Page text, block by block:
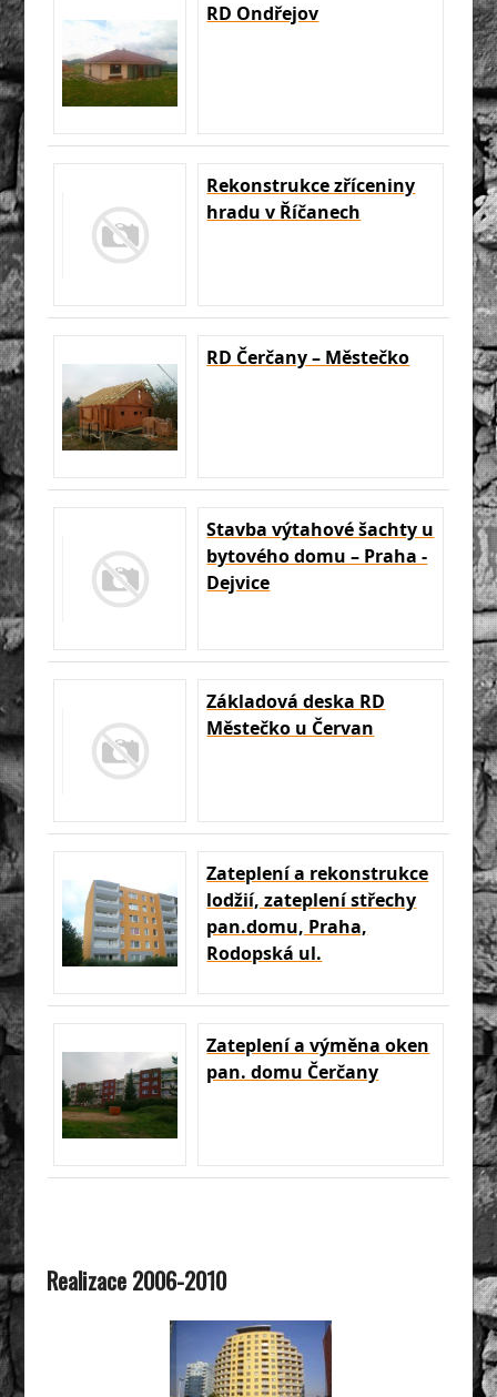
RD Ondřejov
Rekonstrukce zříceniny
hradu v Říčanech
RD Čerčany – Městečko
Stavba výtahové šachty u
bytového domu – Praha -
Dejvice
Základová deska RD
Městečko u Červan
Zateplení a rekonstrukce
lodžií, zateplení střechy
pan.domu, Praha,
Rodopská ul.
Zateplení a výměna oken
pan. domu Čerčany
Realizace 2006-2010